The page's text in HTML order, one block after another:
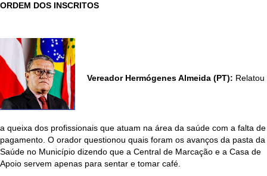
ORDEM DOS INSCRITOS
Vereador Hermógenes Almeida (PT): Relatou
a queixa dos profissionais que atuam na área da saúde com a falta de
pagamento. O orador questionou quais foram os avanços da pasta da
Saúde no Município dizendo que a Central de Marcação e a Casa de
Apoio servem apenas para sentar e tomar café.